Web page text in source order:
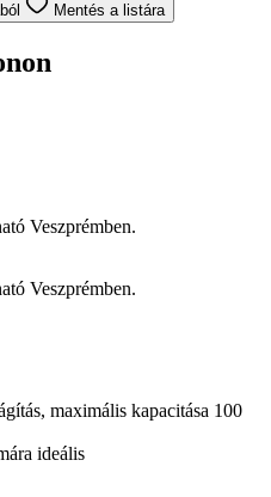
Mentés a listára
Veszprémben.
Veszprémben.
maximális kapacitása 100
ideális